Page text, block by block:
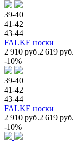
39-40
41-42
43-44
FALKE носки
2 910 руб.2 619 руб.
-10%
39-40
41-42
43-44
FALKE носки
2 910 руб.2 619 руб.
-10%